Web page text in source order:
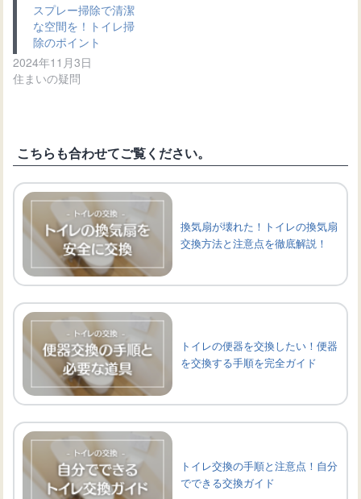
スプレー掃除で清潔
な空間を！トイレ掃
除のポイント
2024年11月3日
住まいの疑問
こちらも合わせてご覧ください。
換気扇が壊れた！トイレの換気扇
交換方法と注意点を徹底解説！
トイレの便器を交換したい！便器
を交換する手順を完全ガイド
トイレ交換の手順と注意点！自分
でできる交換ガイド